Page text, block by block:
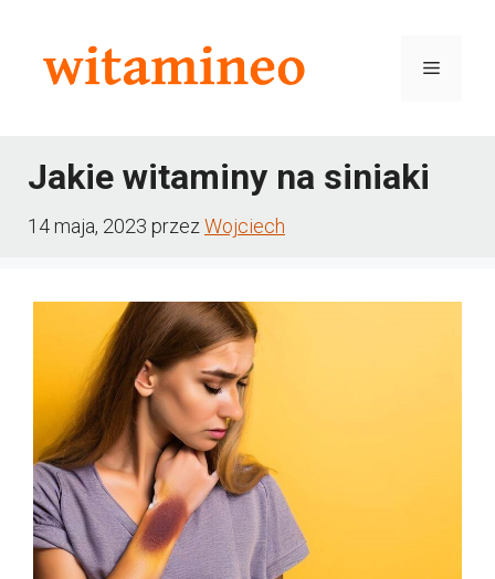
Menu
Jakie witaminy na siniaki
14 maja, 2023 przezWojciech